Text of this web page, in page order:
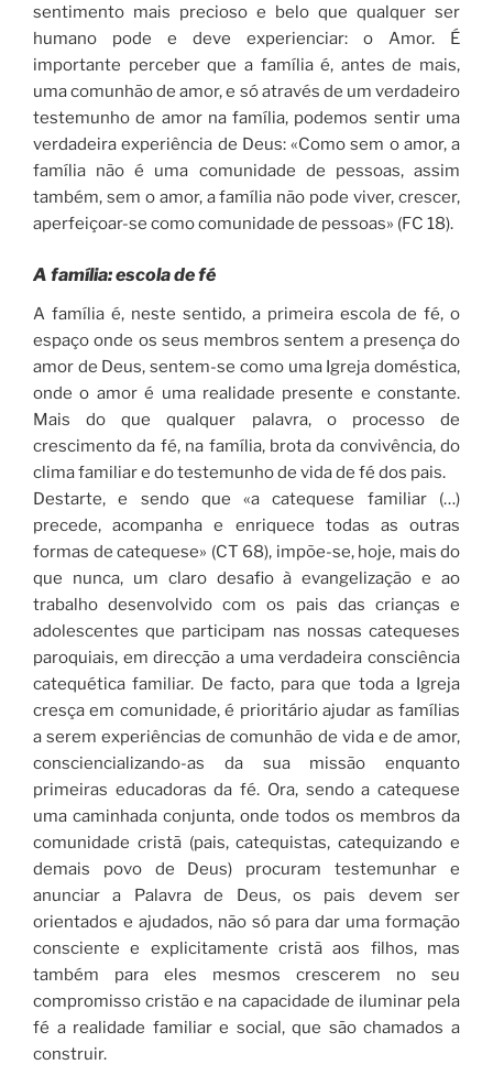
sentimento mais precioso e belo que qualquer ser
humano pode e deve experienciar: o Amor. É
importante perceber que a família é, antes de mais,
uma comunhão de amor, e só através de um verdadeiro
testemunho de amor na família, podemos sentir uma
verdadeira experiência de Deus: «Como sem o amor, a
família não é uma comunidade de pessoas, assim
também, sem o amor, a família não pode viver, crescer,
aperfeiçoar-se como comunidade de pessoas» (FC 18).
A família: escola de fé
A família é, neste sentido, a primeira escola de fé, o
espaço onde os seus membros sentem a presença do
amor de Deus, sentem-se como uma Igreja doméstica,
onde o amor é uma realidade presente e constante.
Mais do que qualquer palavra, o processo de
crescimento da fé, na família, brota da convivência, do
clima familiar e do testemunho de vida de fé dos pais.
Destarte, e sendo que «a catequese familiar (…)
precede, acompanha e enriquece todas as outras
formas de catequese» (CT 68), impõe-se, hoje, mais do
que nunca, um claro desafio à evangelização e ao
trabalho desenvolvido com os pais das crianças e
adolescentes que participam nas nossas catequeses
paroquiais, em direcção a uma verdadeira consciência
catequética familiar. De facto, para que toda a Igreja
cresça em comunidade, é prioritário ajudar as famílias
a serem experiências de comunhão de vida e de amor,
consciencializando-as da sua missão enquanto
primeiras educadoras da fé. Ora, sendo a catequese
uma caminhada conjunta, onde todos os membros da
comunidade cristã (pais, catequistas, catequizando e
demais povo de Deus) procuram testemunhar e
anunciar a Palavra de Deus, os pais devem ser
orientados e ajudados, não só para dar uma formação
consciente e explicitamente cristã aos filhos, mas
também para eles mesmos crescerem no seu
compromisso cristão e na capacidade de iluminar pela
fé a realidade familiar e social, que são chama­dos a
construir.